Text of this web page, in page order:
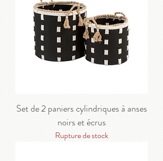
Set de 2 paniers cylindriques à anses
noirs et écrus
Rupture de stock